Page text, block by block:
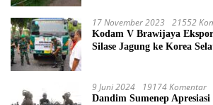
17 November 2023 21552
Kodam V Brawijaya
Silase Jagung ke Korea
9 Juni 2024 19174 Komentar
Dandim Sumenep